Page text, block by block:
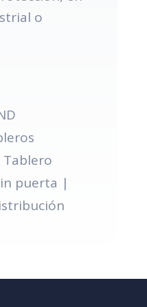
o
Tablero
puerta |